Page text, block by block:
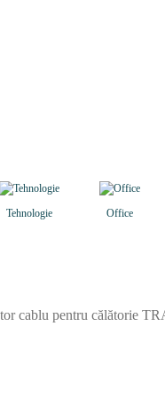
Tehnologie Office
cablu pentru călătorie